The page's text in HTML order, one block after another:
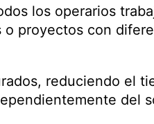
los operarios
proyectos con
reduciendo el
del